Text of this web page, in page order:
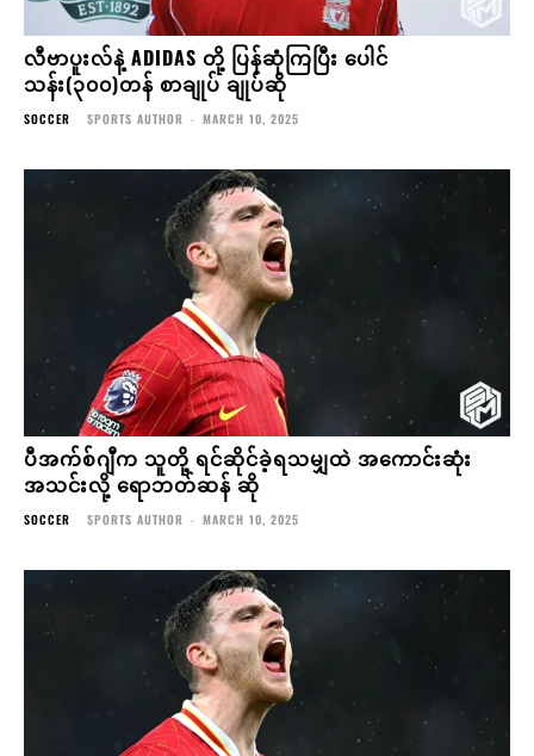
လီဗာပူးလ်နဲ့ ADIDAS တို့ ပြန်ဆုံကြပြီး ပေါင်
သန်း(၃၀၀)တန် စာချုပ် ချုပ်ဆို
SOCCER SPORTS AUTHOR - MARCH 10, 2025
ပီအက်စ်ဂျီက သူတို့ ရင်ဆိုင်ခဲ့ရသမျှထဲ အကောင်းဆုံး
အသင်းလို့ ရောဘတ်ဆန် ဆို
SOCCER SPORTS AUTHOR - MARCH 10, 2025